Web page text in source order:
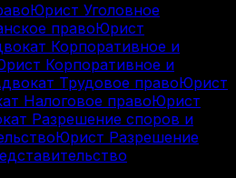
Юрист Уголовное
правоЮрист
Корпоративное и
Корпоративное и
Трудовое правоЮрист
Налоговое правоЮрист
Разрешение споров и
Юрист Разрешение